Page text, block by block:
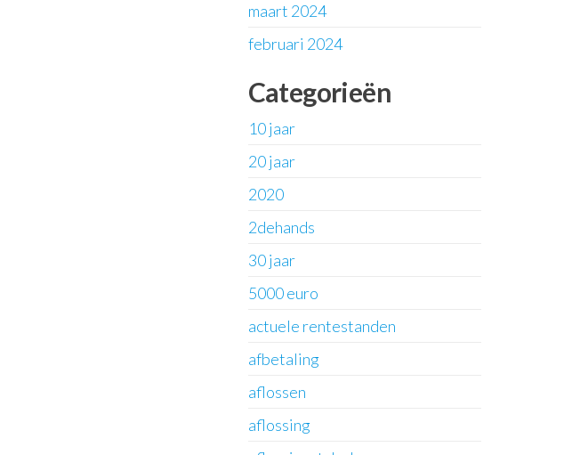
maart 2024
februari 2024
Categorieën
10 jaar
20 jaar
2020
2dehands
30 jaar
5000 euro
actuele rentestanden
afbetaling
aflossen
aflossing